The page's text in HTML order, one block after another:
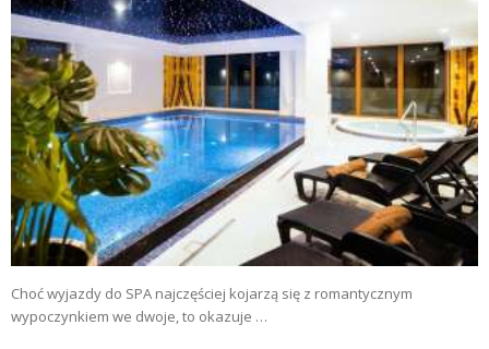
Choć wyjazdy do SPA najczęściej kojarzą się z romantycznym
wypoczynkiem we dwoje, to okazuje …